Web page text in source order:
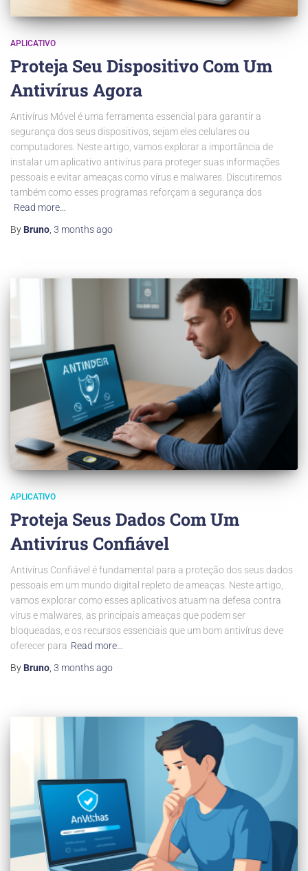
APLICATIVO
Proteja Seu Dispositivo Com Um
Antivírus Agora
Antivírus Móvel é uma ferramenta essencial para garantir a
segurança dos seus dispositivos, sejam eles celulares ou
computadores. Neste artigo, vamos explorar a importância de
instalar um aplicativo antivírus para proteger suas informações
pessoais e evitar ameaças como vírus e malwares. Discutiremos
também como esses programas reforçam a segurança dos
Read more…
By Bruno 3 monthsago
APLICATIVO
Proteja Seus Dados Com Um
Antivírus Confiável
Antivírus Confiável é fundamental para a proteção dos seus dados
pessoais em um mundo digital repleto de ameaças. Neste artigo,
vamos explorar como esses aplicativos atuam na defesa contra
vírus e malwares, as principais ameaças que podem ser
bloqueadas, e os recursos essenciais que um bom antivírus deve
oferecer para Read more…
By Bruno, 3 monthsago